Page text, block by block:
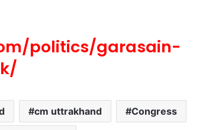
politics/garasain-
cm uttrakhand Congress